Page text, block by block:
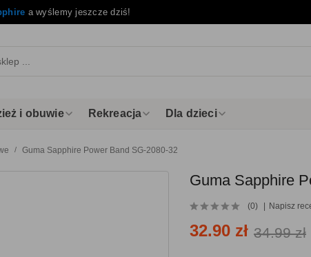
a wyślemy jeszcze dziś!
i obuwie Rekreacja Dla dzieci
Guma Sapphire Power Band SG-2080-32
Guma Sapphire
(0) Napisz
32.90 zł 34.99 zł